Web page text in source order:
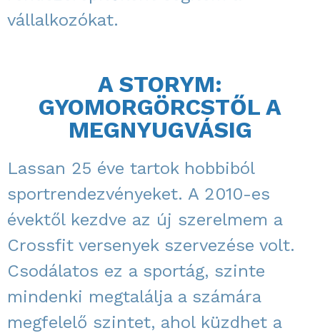
vállalkozókat.
A STORYM:
GYOMORGÖRCSTŐL A
MEGNYUGVÁSIG
Lassan 25 éve tartok hobbiból
sportrendezvényeket. A 2010-es
évektől kezdve az új szerelmem a
Crossfit versenyek szervezése volt.
Csodálatos ez a sportág, szinte
mindenki megtalálja a számára
megfelelő szintet, ahol küzdhet a